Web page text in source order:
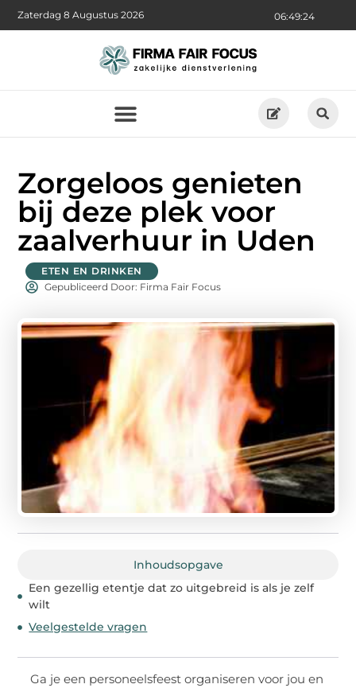
06:49:25
Zaterdag 8 Augustus 2026
Zorgeloos genieten
bij deze plek voor
zaalverhuur in Uden
ETEN EN DRINKEN
Gepubliceerd Door: Firma Fair Focus
Inhoudsopgave
Een gezellig etentje dat zo uitgebreid is als je zelf
wilt
Veelgestelde vragen
Ga je een personeelsfeest organiseren voor jou en